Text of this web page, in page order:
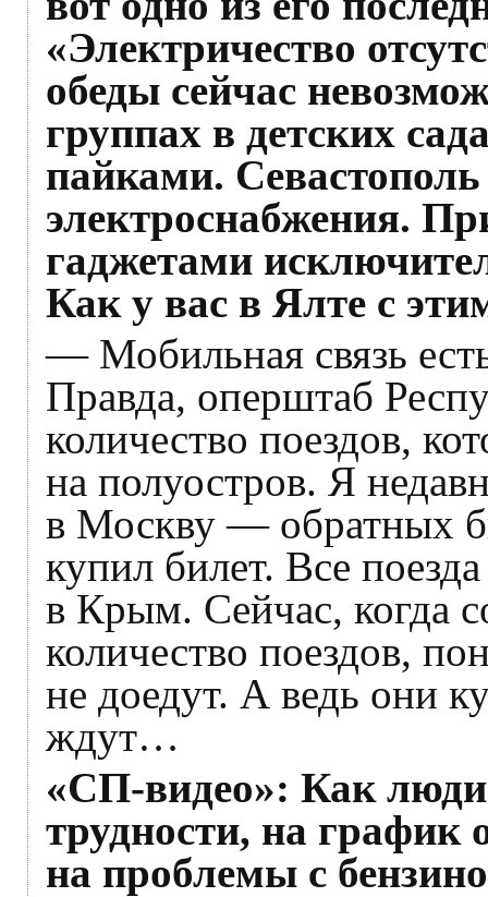
«Электричество
обеды сейчас
группах в детских
пайками. Севастополь
электроснабжения.
гаджетами
Как у вас в Ялте с
— Мобильная связь
Правда, оперштаб
количество поездов,
на полуостров. Я
в Москву — обратных
купил билет. Все
в Крым. Сейчас, когда
количество поездов,
не доедут. А ведь они
ждут…
«СП-видео»: Как люди
трудности, на график
на проблемы с